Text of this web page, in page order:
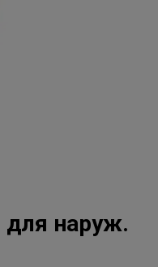
для наруж.